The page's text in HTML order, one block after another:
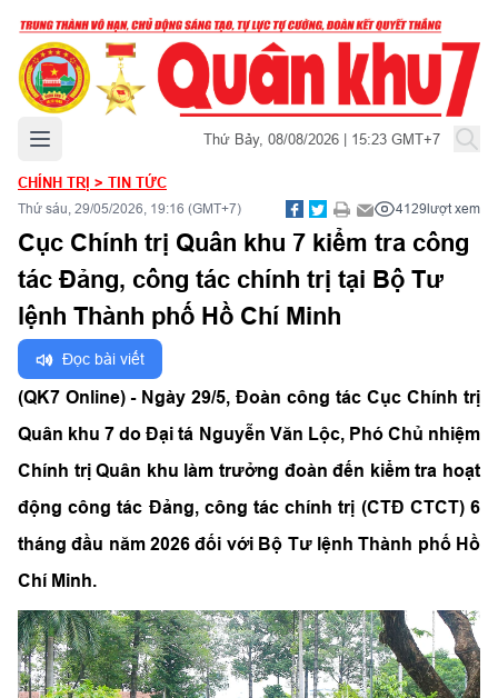
Mở menu chính Thứ Bảy, 08/08/2026 | 15:23 GMT+7
CHÍNH TRỊ > TIN TỨC
Thứ sáu, 29/05/2026, 19:16 (GMT+7) 4129lượt xem
Cục Chính trị Quân khu 7 kiểm tra công
tác Đảng, công tác chính trị tại Bộ Tư
lệnh Thành phố Hồ Chí Minh
Đọc bài viết
(QK7 Online) - Ngày 29/5, Đoàn công tác Cục Chính trị
Quân khu 7 do Đại tá Nguyễn Văn Lộc, Phó Chủ nhiệm
Chính trị Quân khu làm trưởng đoàn đến kiểm tra hoạt
động công tác Đảng, công tác chính trị (CTĐ CTCT) 6
tháng đầu năm 2026 đối với Bộ Tư lệnh Thành phố Hồ
Chí Minh.